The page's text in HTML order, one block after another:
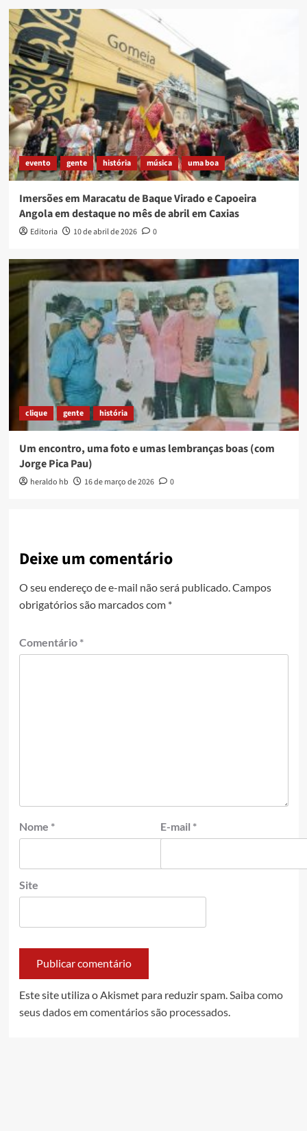
evento gente história música uma boa
Imersões em Maracatu de Baque Virado e Capoeira
Angola em destaque no mês de abril em Caxias
Editoria 10 de abril de 2026 0
clique gente história
Um encontro, uma foto e umas lembranças boas (com
Jorge Pica Pau)
heraldo hb 16 de março de 2026 0
Deixe um comentário
O seu endereço de e-mail não será publicado. Campos
obrigatórios são marcados com *
Comentário *
Nome * E-mail *
Site
Este site utiliza o Akismet para reduzir spam. Saiba como
seus dados em comentários são processados.